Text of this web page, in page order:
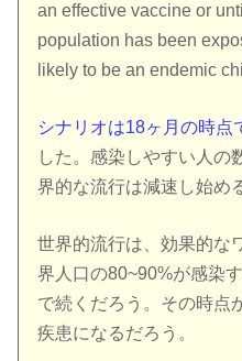
an effective vaccine or
population has been
likely to be an endemic
シナリオは18ヶ月の時点
した。感染しやすい人の
界的な流行は減速し始め
世界的流行は、効果的な
界人口の80~90%が感染
で続くだろう。その時点
疾患になるだろう。